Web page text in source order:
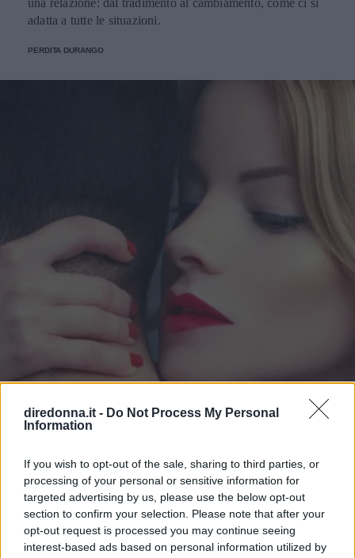
diredonna.it - Do Not Process My Personal
Information
If you wish to opt-out of the sale, sharing to third parties, or
processing of your personal or sensitive information for
targeted advertising by us, please use the below opt-out
section to confirm your selection. Please note that after your
opt-out request is processed you may continue seeing
interest-based ads based on personal information utilized by
adatta a tutte le situazioni.
PERDITA DURANGO
10 Frasi per Sedurre un Uomo e
Lasciarlo Senza Parole
Conquistare un uomo che si desidera non è sempre
semplice: in nostro aiuto vengono però le migliori frasi per